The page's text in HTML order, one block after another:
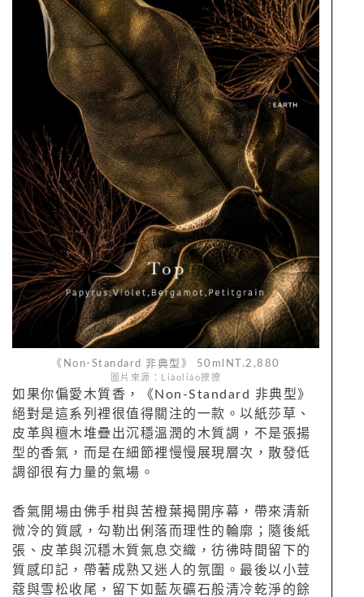
《Non-Standard 非典型》 50mlNT.2,880
圖片來源：Liáoliáo撩撩
如果你偏愛木質香，《Non-Standard 非典型》
絕對是這系列裡很值得關注的一款。以紙莎草、
皮革與檀木堆疊出沉穩溫潤的木質調，不是張揚
型的香氣，而是在細節裡慢慢展現層次，散發低
調卻很有力量的氣場。
香氣開場由佛手柑與苦橙葉揭開序幕，帶來清新
微冷的質感，勾勒出俐落而理性的輪廓；隨後紙
張、皮革與沉穩木質氣息交織，彷彿時間留下的
質感印記，帶著成熟又迷人的氛圍。最後以小荳
蔻與雪松收尾，留下如藍灰礦石般清冷乾淨的餘